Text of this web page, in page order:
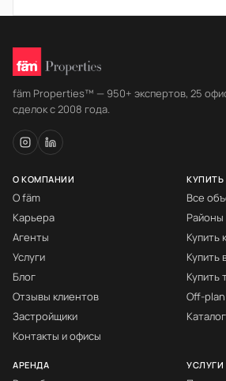
fäm Properties™ — 950+ экспертов, 25
сделок с 2008 года.
О КОМПАНИИ
О fäm
Карьера
Агенты
Услуги
Блог
Отзывы клиентов
Застройщики
Контакты и офисы
КУПИТЬ
Все
Районы
Купить
Купить
Купить
Off-plan
АРЕНДА УСЛУГИ